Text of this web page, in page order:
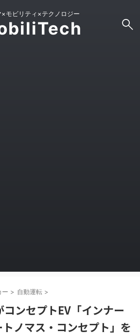
×モビリティ×テクノロジー
ー > 自動運転 >
ンセプトEV「インナー
ノマス・コンセプト」を